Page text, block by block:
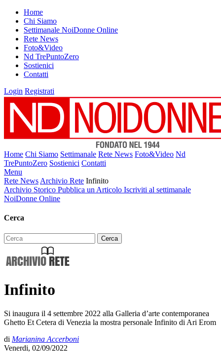
Home
Chi Siamo
Settimanale NoiDonne Online
Rete News
Foto&Video
Nd TrePuntoZero
Sostienici
Contatti
Login Registrati
Home Chi Siamo Settimanale Rete News Foto&Video Nd
TrePuntoZero Sostienici Contatti
Menu
Rete News Archivio Rete Infinito
Archivio Storico Pubblica un Articolo Iscriviti al settimanale
NoiDonne Online
Cerca
Infinito
Si inaugura il 4 settembre 2022 alla Galleria d’arte contemporanea
Ghetto Et Cetera di Venezia la mostra personale Infinito di Ari Erom
di Marianina Accerboni
Venerdi, 02/09/2022